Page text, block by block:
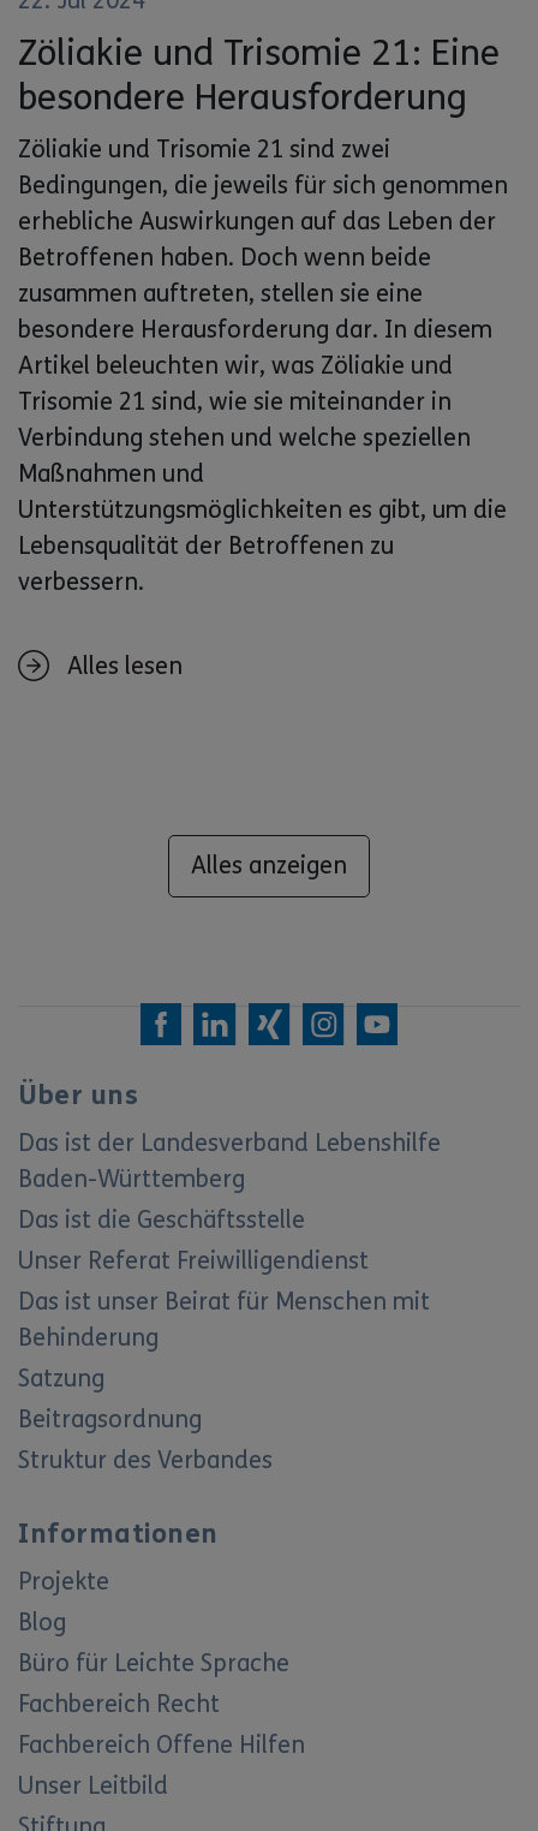
Zöliakie und Trisomie 21: Eine
besondere Herausforderung
Zöliakie und Trisomie 21 sind zwei
Bedingungen, die jeweils für sich genommen
erhebliche Auswirkungen auf das Leben der
Betroffenen haben. Doch wenn beide
zusammen auftreten, stellen sie eine
besondere Herausforderung dar. In diesem
Artikel beleuchten wir, was Zöliakie und
Trisomie 21 sind, wie sie miteinander in
Verbindung stehen und welche speziellen
Maßnahmen und
Unterstützungsmöglichkeiten es gibt, um die
Lebensqualität der Betroffenen zu
verbessern.
Alles lesen
Alles anzeigen
Über uns
Das ist der Landesverband Lebenshilfe
Baden-Württemberg
Das ist die Geschäftsstelle
Unser Referat Freiwilligendienst
Das ist unser Beirat für Menschen mit
Behinderung
Satzung
Beitragsordnung
Struktur des Verbandes
Informationen
Projekte
Blog
Büro für Leichte Sprache
Fachbereich Recht
Fachbereich Offene Hilfen
Unser Leitbild